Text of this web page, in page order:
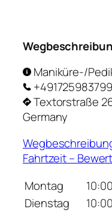
Maniküre-/
+491725983799
Textorstraße
Germany
Fahrtzeit –
Montag
Dienstag